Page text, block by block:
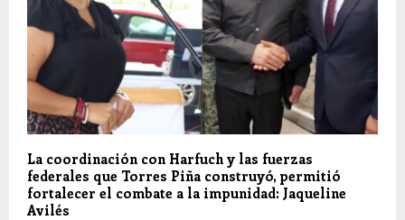
La coordinación con Harfuch y las fuerzas
federales que Torres Piña construyó, permitió
fortalecer el combate a la impunidad: Jaqueline
Avilés